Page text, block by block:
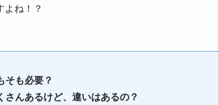
ね！？
そも必要？
さんあるけど、違いはあるの？